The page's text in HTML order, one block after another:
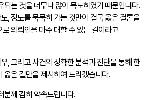
되는 것을 너무나 많이 목도하였기 때문입니다.
, 정도를 묵묵히 가는 것만이 결국 옳은 결론을
의뢰인을 마주 대할 수 있는 길이라고
, 그리고 사건의 정확한 분석과 진단을 통해 한
옳은 길만을 제시하여 드리겠습니다.
분께 감히 약속드립니다.